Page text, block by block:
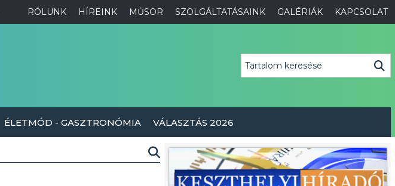
RÓLUNK HÍREINK MŰSOR SZOLGÁLTATÁSAINK GALÉRIÁK KAPCSOLAT
ÉLETMÓD - GASZTRONÓMIA VÁLASZTÁS 2026